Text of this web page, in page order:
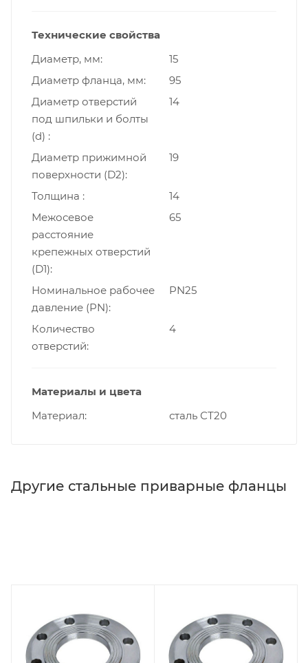
Технические свойства
Диаметр, мм
15
Диаметр фланца, мм
95
Диаметр отверстий
под шпильки и болты
(d)
14
Диаметр прижимной
поверхности (D2)
19
Толщина
14
Межосевое
расстояние
крепежных отверстий
(D1)
65
Номинальное рабочее
давление (PN)
PN25
Количество
отверстий
4
Материалы и цвета
Материал
сталь СТ20
Другие стальные приварные фланцы